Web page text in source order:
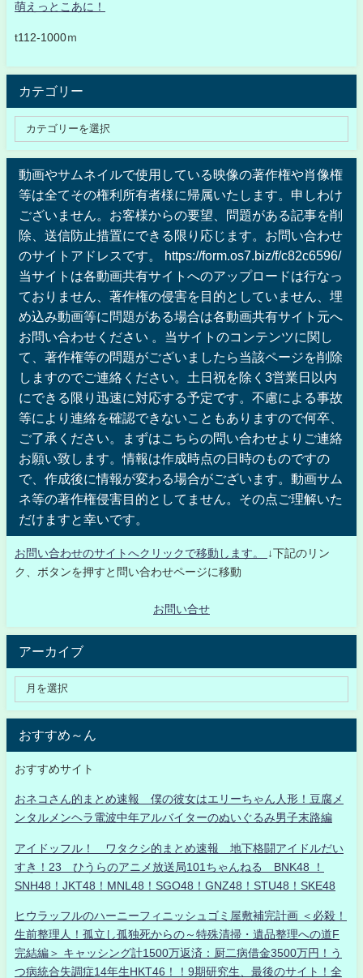
萌えっとこあに！
t112-1000ｍ
カテゴリー
動画やサムネイルで使用している映像の著作権や肖像権
等は全てその権利所有者様に帰属いたします。申しわけ
ございません。お客様からの要望、問題がある記事を削
除、送信防止措置にできる限り応じます。お問い合わせ
のサイトアドレスです。 https://form.os7.biz/f/c82c6596/
当サイトは各動画共有サイトへのアップロードは行なっ
ておりません、著作権の侵害を目的としていません、埋
め込み動画等に問題がある場合は各動画共有サイト元へ
お問い合わせください 。当サイトのコンテンツに関し
て、著作権等の問題がございましたら当該ページを削除
しますのでご連絡ください。土日祝を除く3営業日以内
にできる限り迅速に対応する予定です。不慮による事故
等により連絡を確認できないこともありますので何卒、
ご了承ください。まずはこちらの問い合わせよりご連絡
お願い致します。情報は作成時点の日時のものですの
で、作成後に情報が変わる場合がございます。動画サム
ネ等の著作権侵害目的としてません。その点ご理解いた
だけますと幸いです。
お問い合わせのサイトへクリックで移動します。
↓下記のリン
ク、ボタンを押すと問い合わせページに移動
お問い合せ
アーカイブ
おすすめ～ん
おすすめサイト
おネコさん的まとめ速報 僕の彼女はエリーちゃん人形！豆腐メ
ンタルメンヘラ電波中年アルバイターのぬいぐるみ男子末路編
アイドッフル！ ワタクシ的まとめ速報 地下格闘アイドルだい
すき！23 ひうらのアニメ放送局101ちゃんねる BNK48 ！
SNH48！JKT48！MNL48！SGO48！GNZ48！STU48！SKE48
ヒウラッフルのハーニーフィニッシュゴミ屋敷補完計画 ＜必殺！
生前整理人！孤立し孤独死からの～特殊清掃・遺品整理への道F
完結編＞ キャッシング計1500万返済：厨二病借金3500万円！う
つ病統合失調症14年生HKT46！！9期研究生、最後のサイト！全